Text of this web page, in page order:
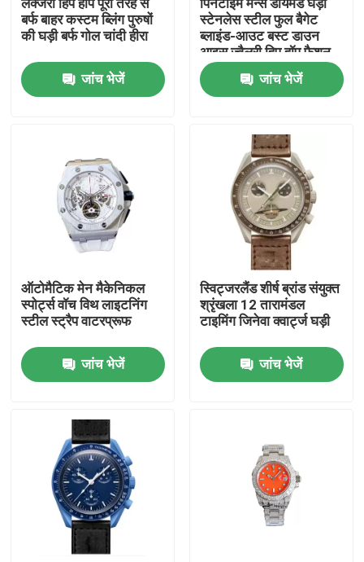
वीडियो
हमारे बारे में
कारखाने का दौरा
गुणवत्ता नियंत्रण
उद्धरण मांगें
यांत्रिक कलाई घड़ी
पुरुष क्वार्टज़ कलाई घड़ी
लक्जरी हिप हॉप पूरी तरह से
बर्फ बाहर कस्टम ब्लिंग पुरुषों
की घड़ी बर्फ गोल चांदी हीरा
जांच भेजें
पिनटाइम मेन्स डायमंड घड़ी
स्टेनलेस स्टील फुल बैगेट
ब्लाइंड-आउट बस्ट डाउन
आइस ज्वैलरी हिप हॉप फैशन
बिजनेस वाट
जांच भेजें
ऑटोमैटिक मेन मैकेनिकल
स्पोर्ट्स वॉच विथ लाइटनिंग
स्टील स्ट्रैप वाटरप्रूफ
जांच भेजें
स्विट्जरलैंड शीर्ष ब्रांड संयुक्त
श्रृंखला 12 तारामंडल
टाइमिंग जिनेवा क्वार्ट्ज घड़ी
जांच भेजें